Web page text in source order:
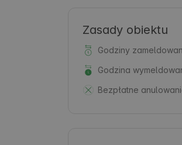
Zasady obiektu
Godziny
Godzina
Bezpłatne